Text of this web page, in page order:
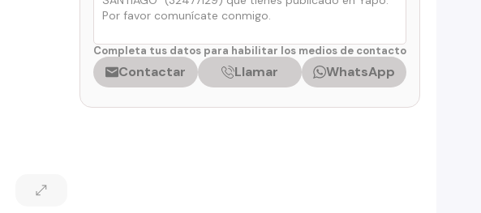
Completa tus datos para habilitar los medios de contacto
Contactar Llamar WhatsApp